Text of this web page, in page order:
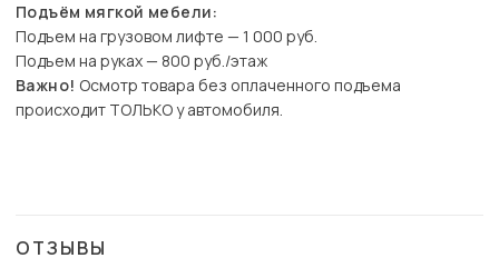
Подъём мягкой мебели:
Подъем на грузовом лифте — 1 000 руб.
Подъем на руках — 800 руб./этаж
Важно! Осмотр товара без оплаченного подъема
происходит ТОЛЬКО у автомобиля.
ОТЗЫВЫ